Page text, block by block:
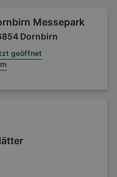
Messepark
Dornbirn
geöffnet